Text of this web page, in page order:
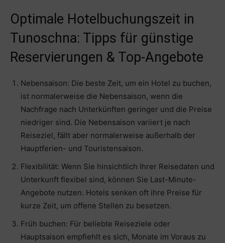
Optimale Hotelbuchungszeit in
Tunoschna: Tipps für günstige
Reservierungen & Top-Angebote
Nebensaison: Die beste Zeit, um ein Hotel zu buchen,
ist normalerweise die Nebensaison, wenn die
Nachfrage nach Unterkünften geringer und die Preise
niedriger sind. Die Nebensaison variiert je nach
Reiseziel, fällt aber normalerweise außerhalb der
Hauptferien- und Touristensaison.
Flexibilität: Wenn Sie hinsichtlich Ihrer Reisedaten und
Unterkunft flexibel sind, können Sie Last-Minute-
Angebote nutzen. Hotels senken oft ihre Preise für
kurze Zeit, um offene Stellen zu besetzen.
Früh buchen: Für beliebte Reiseziele oder
Hauptsaison empfiehlt es sich, Monate im Voraus zu